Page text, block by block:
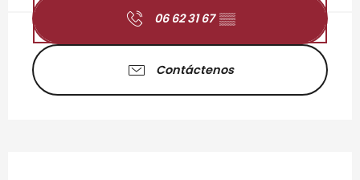
06 62 31 67 ▒▒
Contáctenos